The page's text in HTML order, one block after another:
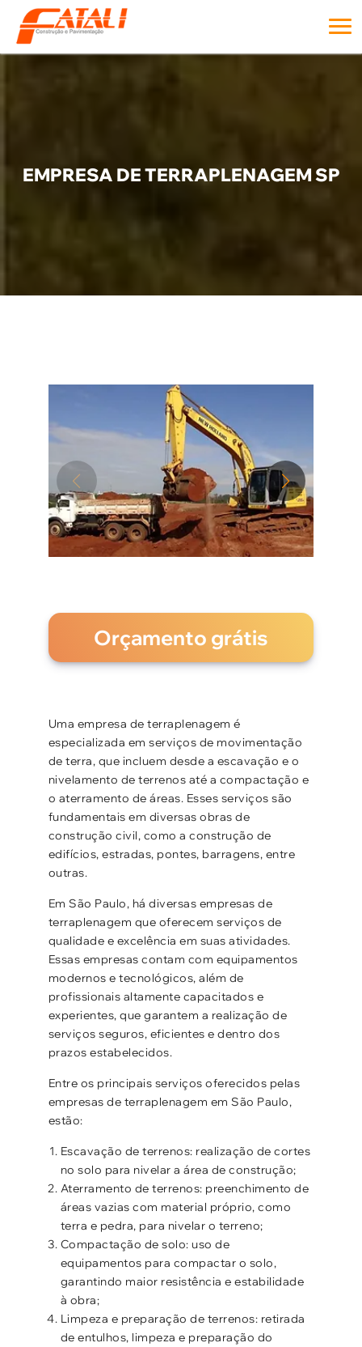
EMPRESA DE TERRAPLENAGEM SP
Orçamento grátis
Uma empresa de terraplenagem é
especializada em serviços de movimentação
de terra, que incluem desde a escavação e o
nivelamento de terrenos até a compactação e
o aterramento de áreas. Esses serviços são
fundamentais em diversas obras de
construção civil, como a construção de
edifícios, estradas, pontes, barragens, entre
outras.
Em São Paulo, há diversas empresas de
terraplenagem que oferecem serviços de
qualidade e excelência em suas atividades.
Essas empresas contam com equipamentos
modernos e tecnológicos, além de
profissionais altamente capacitados e
experientes, que garantem a realização de
serviços seguros, eficientes e dentro dos
prazos estabelecidos.
Entre os principais serviços oferecidos pelas
empresas de terraplenagem em São Paulo,
estão:
Escavação de terrenos: realização de cortes
no solo para nivelar a área de construção;
Aterramento de terrenos: preenchimento de
áreas vazias com material próprio, como
terra e pedra, para nivelar o terreno;
Compactação de solo: uso de
equipamentos para compactar o solo,
garantindo maior resistência e estabilidade
à obra;
Limpeza e preparação de terrenos: retirada
de entulhos, limpeza e preparação do